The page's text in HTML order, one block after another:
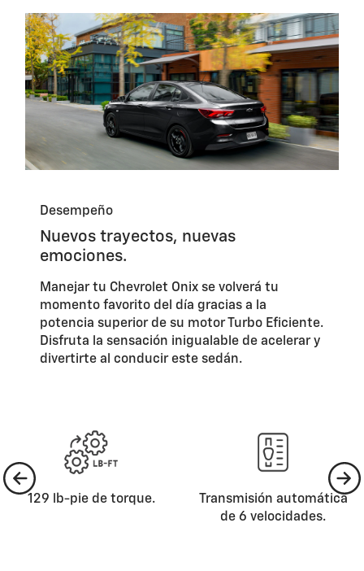
Desempeño
Nuevos trayectos, nuevas
emociones.
Manejar tu Chevrolet Onix se volverá tu
momento favorito del día gracias a la
potencia superior de su motor Turbo Eficiente.
Disfruta la sensación inigualable de acelerar y
divertirte al conducir este sedán.
129 lb-pie de torque.
Transmisión automática
de 6 velocidades.